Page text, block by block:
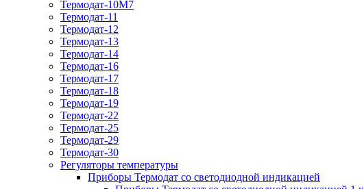
Термодат-10М7
Термодат-11
Термодат-12
Термодат-13
Термодат-14
Термодат-16
Термодат-17
Термодат-18
Термодат-19
Термодат-22
Термодат-25
Термодат-29
Термодат-30
Регуляторы температуры
Приборы Термодат со светодиодной индикацией